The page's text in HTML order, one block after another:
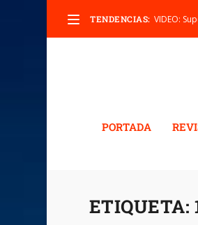
TENDENCIAS: VIDEO:
PORTADA
ETIQUETA: